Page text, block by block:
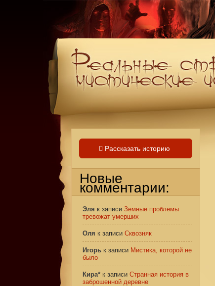
Рассказать историю
Новые
комментарии:
Эля к записи Земные проблемы
тревожат умерших
Оля к записи Сквозняк
Игорь к записи Мистика, которой не
было
Кира* к записи Странная история в
заброшенной деревне